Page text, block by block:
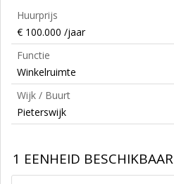
Huurprijs
€ 100.000 /jaar
Functie
Winkelruimte
Wijk / Buurt
Pieterswijk
1 EENHEID BESCHIKBAAR